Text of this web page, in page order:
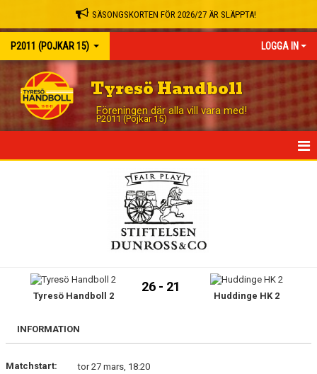
SÄSONGSKORTEN FÖR 2026/27 ÄR SLÄPPTA!
P2011 (POJKAR 15) LOGGA IN
Tyresö Handboll
Föreningen där alla vill vara med!
P2011 (Pojkar 15)
TRUPPEN
KONTAKT
Tyresö Handboll 2
26 - 21
Huddinge HK 2
INFORMATION
Matchstart:
tor 27 mars, 18:20